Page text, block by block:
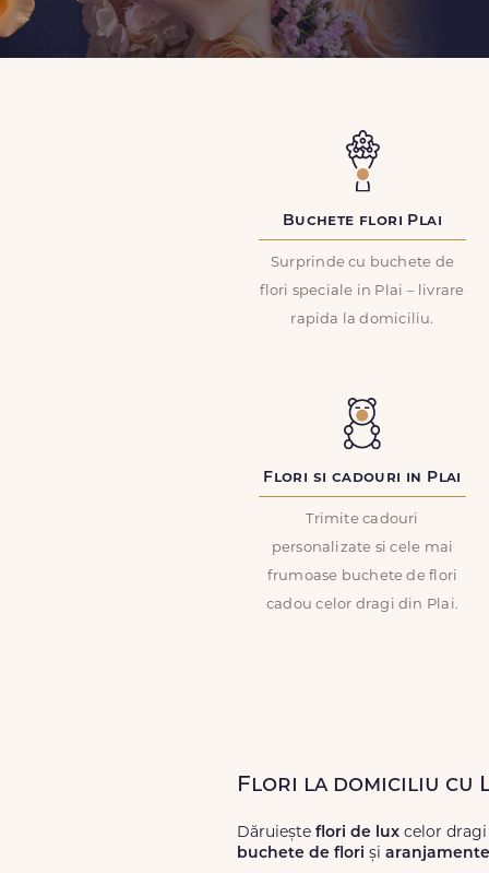
Buchete flori Plai
Surprinde cu buchete de
flori speciale in Plai – livrare
rapida la domiciliu.
Flori si cadouri in Plai
Trimite cadouri
personalizate si cele mai
frumoase buchete de flori
cadou celor dragi din Plai.
Flori la domiciliu cu
Dăruiește flori de lux celor
buchete de flori și